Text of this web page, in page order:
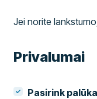
Jei norite
Privalumai
Pasirink